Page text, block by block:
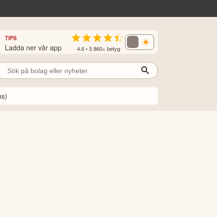
TIPS
Ladda ner vår app 4.6 • 5 860+ betyg